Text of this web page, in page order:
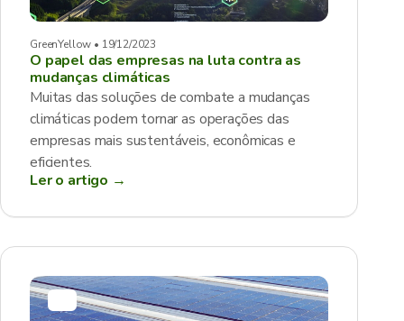
GreenYellow • 19/12/2023
O papel das empresas na luta contra as
mudanças climáticas
Muitas das soluções de combate a mudanças
climáticas podem tornar as operações das
empresas mais sustentáveis, econômicas e
eficientes.
Ler o artigo →